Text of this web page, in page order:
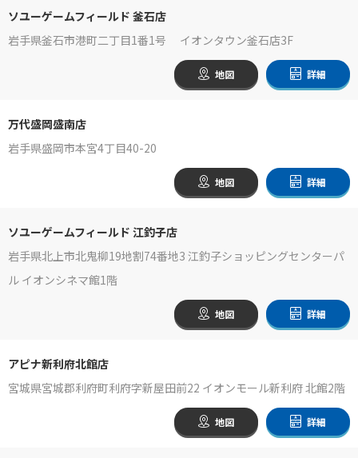
ソユーゲームフィールド 釜石店
岩手県釜石市港町二丁目1番1号 イオンタウン釜石店3F
地図 詳細
万代盛岡盛南店
岩手県盛岡市本宮4丁目40-20
地図 詳細
ソユーゲームフィールド 江釣子店
岩手県北上市北鬼柳19地割74番地3 江釣子ショッピングセンターパ
ル イオンシネマ館1階
地図 詳細
アピナ新利府北館店
宮城県宮城郡利府町利府字新屋田前22 イオンモール新利府 北館2階
地図 詳細